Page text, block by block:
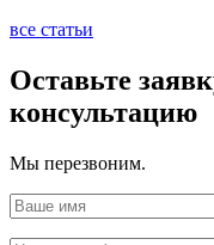
все статьи
Оставьте
консультацию
Мы перезвоним.